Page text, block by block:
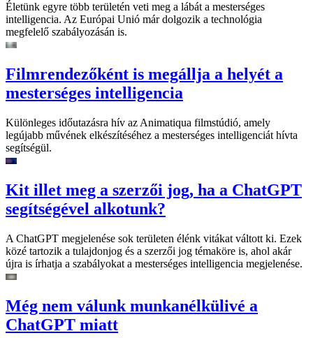
Életünk egyre több területén veti meg a lábát a mesterséges
intelligencia. Az Európai Unió már dolgozik a technológia
megfelelő szabályozásán is.
Filmrendezőként is megállja a helyét a
mesterséges intelligencia
Különleges időutazásra hív az Animatiqua filmstúdió, amely
legújabb művének elkészítéséhez a mesterséges intelligenciát hívta
segítségül.
Kit illet meg a szerzői jog, ha a ChatGPT
segítségével alkotunk?
A ChatGPT megjelenése sok területen élénk vitákat váltott ki. Ezek
közé tartozik a tulajdonjog és a szerzői jog témaköre is, ahol akár
újra is írhatja a szabályokat a mesterséges intelligencia megjelenése.
Még nem válunk munkanélkülivé a
ChatGPT miatt